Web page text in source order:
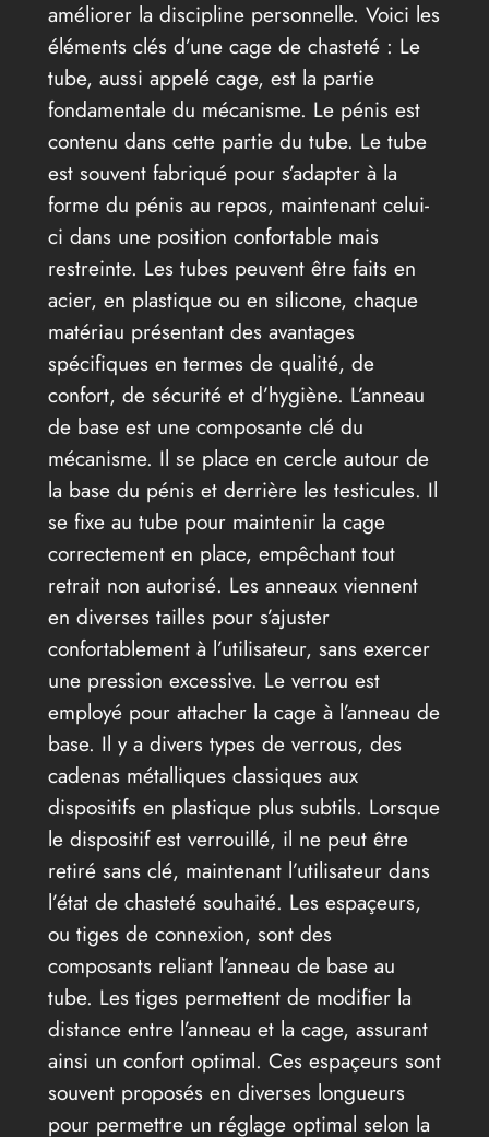
améliorer la discipline personnelle. Voici les
éléments clés d’une cage de chasteté : Le
tube, aussi appelé cage, est la partie
fondamentale du mécanisme. Le pénis est
contenu dans cette partie du tube. Le tube
est souvent fabriqué pour s’adapter à la
forme du pénis au repos, maintenant celui-
ci dans une position confortable mais
restreinte. Les tubes peuvent être faits en
acier, en plastique ou en silicone, chaque
matériau présentant des avantages
spécifiques en termes de qualité, de
confort, de sécurité et d’hygiène. L’anneau
de base est une composante clé du
mécanisme. Il se place en cercle autour de
la base du pénis et derrière les testicules. Il
se fixe au tube pour maintenir la cage
correctement en place, empêchant tout
retrait non autorisé. Les anneaux viennent
en diverses tailles pour s’ajuster
confortablement à l’utilisateur, sans exercer
une pression excessive. Le verrou est
employé pour attacher la cage à l’anneau de
base. Il y a divers types de verrous, des
cadenas métalliques classiques aux
dispositifs en plastique plus subtils. Lorsque
le dispositif est verrouillé, il ne peut être
retiré sans clé, maintenant l’utilisateur dans
l’état de chasteté souhaité. Les espaçeurs,
ou tiges de connexion, sont des
composants reliant l’anneau de base au
tube. Les tiges permettent de modifier la
distance entre l’anneau et la cage, assurant
ainsi un confort optimal. Ces espaçeurs sont
souvent proposés en diverses longueurs
pour permettre un réglage optimal selon la